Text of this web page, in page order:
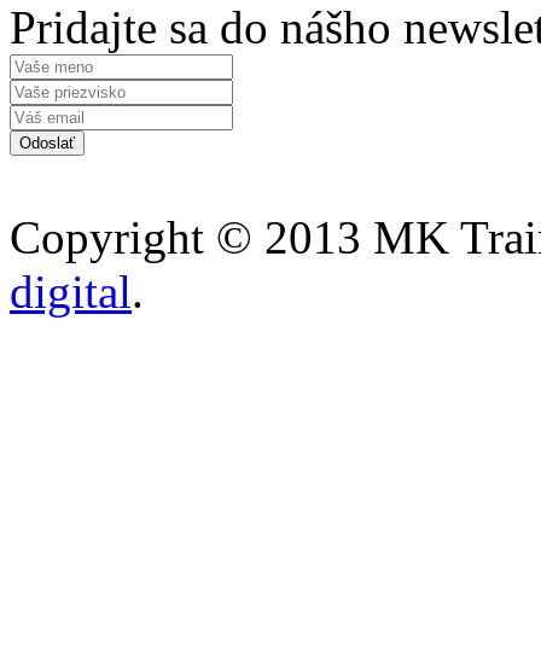
Pridajte sa do nášho
Copyright © 2013 MK
digital.